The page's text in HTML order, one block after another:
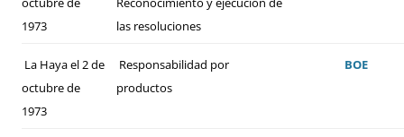
1973
las resoluciones
La Haya el 2 de
octubre de
1973
Responsabilidad por
productos
BOE